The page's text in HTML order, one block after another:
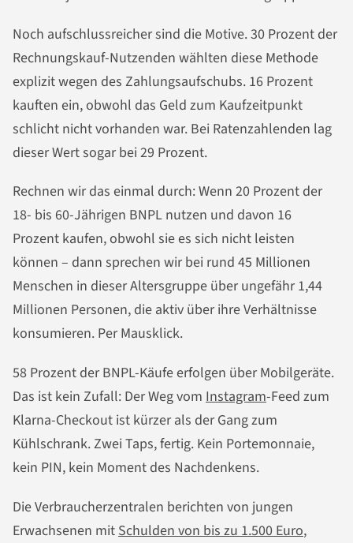
Noch aufschlussreicher sind die Motive. 30 Prozent der
Rechnungskauf-Nutzenden wählten diese Methode
explizit wegen des Zahlungsaufschubs. 16 Prozent
kauften ein, obwohl das Geld zum Kaufzeitpunkt
schlicht nicht vorhanden war. Bei Ratenzahlenden lag
dieser Wert sogar bei 29 Prozent.
Rechnen wir das einmal durch: Wenn 20 Prozent der
18- bis 60-Jährigen BNPL nutzen und davon 16
Prozent kaufen, obwohl sie es sich nicht leisten
können – dann sprechen wir bei rund 45 Millionen
Menschen in dieser Altersgruppe über ungefähr 1,44
Millionen Personen, die aktiv über ihre Verhältnisse
konsumieren. Per Mausklick.
58 Prozent der BNPL-Käufe erfolgen über Mobilgeräte.
Das ist kein Zufall: Der Weg vom Instagram-Feed zum
Klarna-Checkout ist kürzer als der Gang zum
Kühlschrank. Zwei Taps, fertig. Kein Portemonnaie,
kein PIN, kein Moment des Nachdenkens.
Die Verbraucherzentralen berichten von jungen
Erwachsenen mit Schulden von bis zu 1.500 Euro,